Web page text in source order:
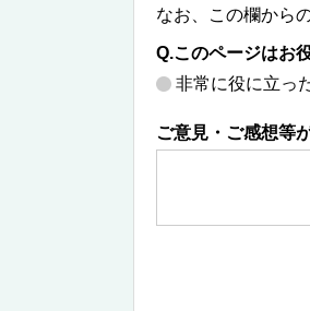
なお、この欄から
Q.このページはお
非常に役に立っ
ご意見・ご感想等